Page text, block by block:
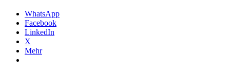
WhatsApp
Facebook
LinkedIn
X
Mehr